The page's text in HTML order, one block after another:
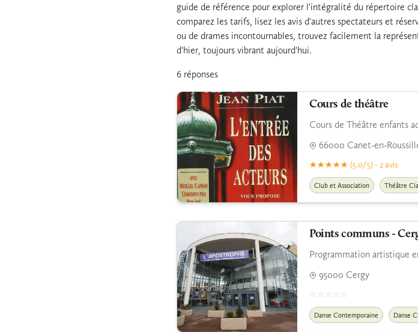
guide de référence pour explorer l'intégralité du répertoire
comparez les tarifs, lisez les avis d'autres spectateurs et
ou de drames incontournables, trouvez facilement la
d'hier, toujours vibrant aujourd'hui.
6 réponses
Cours de théâtre
Cours de Théâtre enfants
66000 Canet-en-
(5.0/5) - 2 avis
Club et Association Théâtre
Points communs -
Programmation artistique
95000 Cergy
Danse Contemporaine Danse